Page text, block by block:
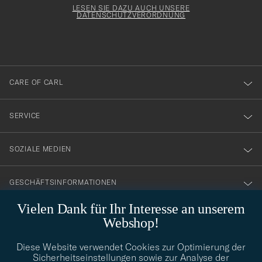
Vielen Dank für Ihr Interesse an unserem
Webshop!
Diese Website verwendet Cookies zur Optimierung der
Sicherheitseinstellungen sowie zur Analyse der
dig
till
vårt
nyhetsbrev!
LESEN SIE DAZU AUCH UNSERE
DATENSCHUTZVERORDNUNG
CARE OF CARL
SERVICE
SOZIALE MEDIEN
GESCHÄFTSINFORMATIONEN
Benötigen Sie Hilfe bei der Suche nach Ihrem persönlichen Stil?